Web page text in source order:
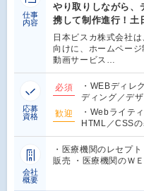
仕事
内容
やり取りしながら、
携して制作進行！
日本ビスカ株式会社
向けに、ホームペー
動画サービス…
応募
資格
必須
・WEBディレ
ディング／デ
歓迎
・Webライテ
HTML／CSS
会社
概要
・医療機関のレセプ
販売 ・医療機関のＷ